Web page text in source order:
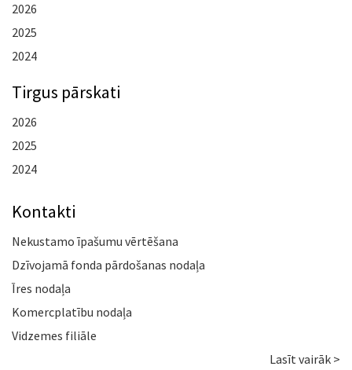
2026
2025
2024
Tirgus pārskati
2026
2025
2024
Kontakti
Nekustamo īpašumu vērtēšana
Dzīvojamā fonda pārdošanas nodaļa
Īres nodaļa
Komercplatību nodaļa
Vidzemes filiāle
Lasīt vairāk >